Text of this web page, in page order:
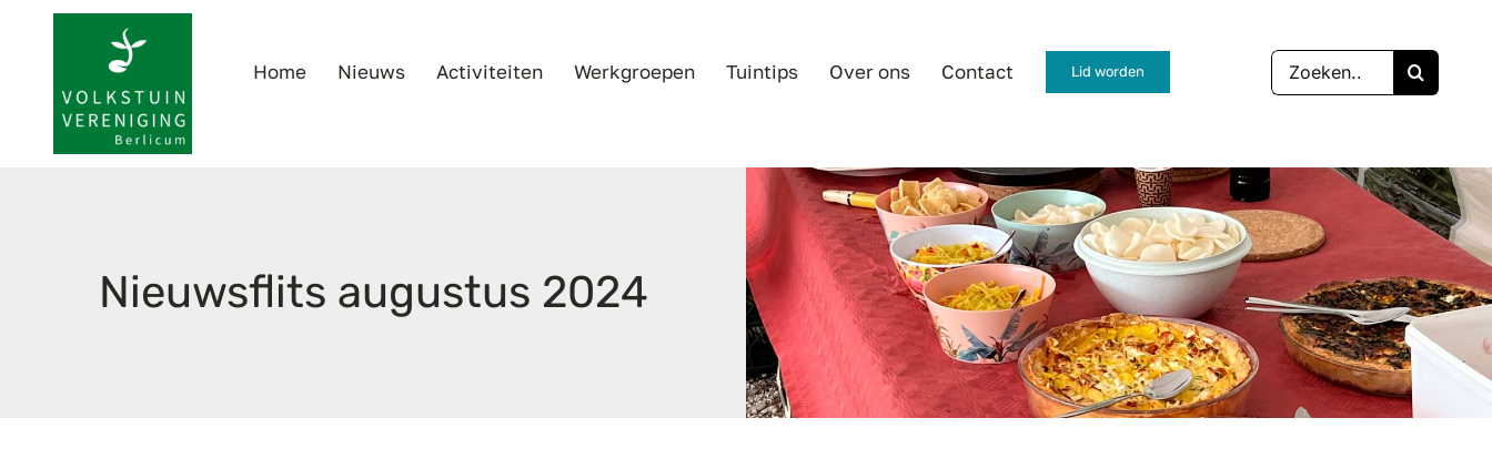
Home Nieuws Activiteiten Werkgroepen Tuintips Over ons Contact Lid worden
Zoeken
naar:
Nieuwsflits augustus 2024